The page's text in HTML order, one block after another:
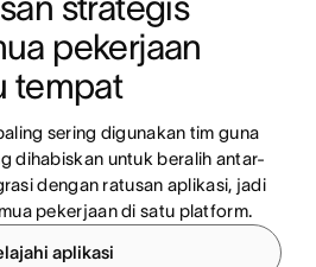
pekerjaan
tempat
sering digunakan tim guna
dihabiskan untuk beralih antar-
dengan ratusan aplikasi, jadi
pekerjaan di satu platform.
aplikasi